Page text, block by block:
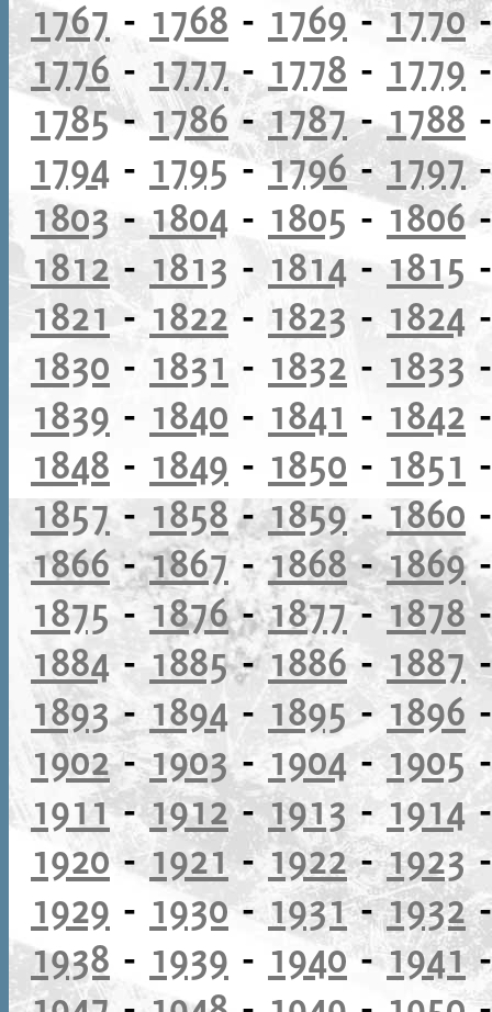
1767 - 1768 - 1769- 1770
1776 - 1777- 1778 - 1779
1785- 1786-1787-1788
1794 - 1795-1796-1797
1803- 1804 - 1805 -1806
1812- 1813 - 1814 - 1815
1821-1822 - 1823 - 1824
1830 - 1831 - 1832 - 1833
1839 - 1840 - 1841 - 1842
1848 - 1849 - 1850 - 1851
1857-1858-1859- 1860
1866-1867-1868-1869
1875 -1876-1877-1878
1884 - 1885-1886- 1887
1893- 1894 - 1895 - 1896
1902-1903-1904-1905
1911-1912-1913 -1914
1920 - 1921-1922-1923
1929 - 1930- 1931-1932
1938 - 1939 - 1940-1941